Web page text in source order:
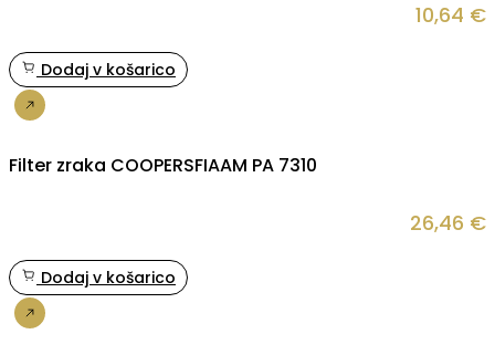
10,64 €
Dodaj v košarico
Filter zraka COOPERSFIAAM PA 7310
26,46 €
Dodaj v košarico